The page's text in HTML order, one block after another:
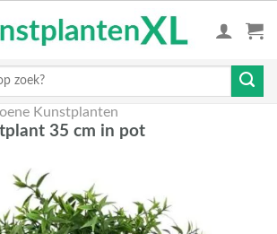
Kunstplanten
35 cm in pot